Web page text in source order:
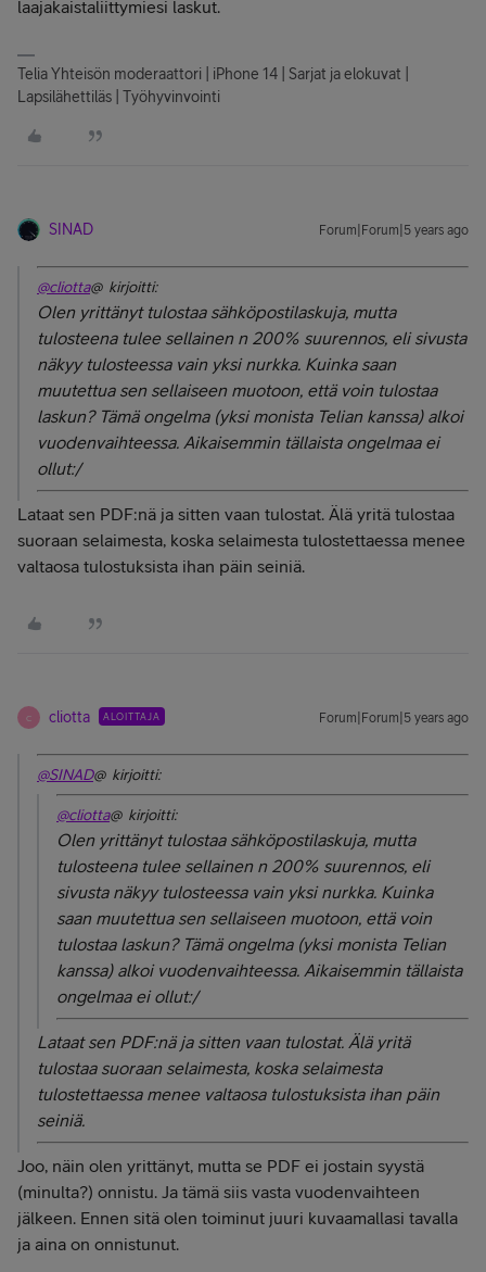
laajakaistaliittymiesi laskut.
Telia Yhteisön moderaattori | iPhone 14 | Sarjat ja elokuvat |
Lapsilähettiläs | Työhyvinvointi
SINAD Forum|Forum|5 years ago
@cliotta@ kirjoitti:
Olen yrittänyt tulostaa sähköpostilaskuja, mutta
tulosteena tulee sellainen n 200% suurennos, eli sivusta
näkyy tulosteessa vain yksi nurkka. Kuinka saan
muutettua sen sellaiseen muotoon, että voin tulostaa
laskun? Tämä ongelma (yksi monista Telian kanssa) alkoi
vuodenvaihteessa. Aikaisemmin tällaista ongelmaa ei
ollut:/
Lataat sen PDF:nä ja sitten vaan tulostat. Älä yritä tulostaa
suoraan selaimesta, koska selaimesta tulostettaessa menee
valtaosa tulostuksista ihan päin seiniä.
C cliotta ALOITTAJA Forum|Forum|5 years ago
@SINAD@ kirjoitti:
@cliotta@ kirjoitti:
Olen yrittänyt tulostaa sähköpostilaskuja, mutta
tulosteena tulee sellainen n 200% suurennos, eli
sivusta näkyy tulosteessa vain yksi nurkka. Kuinka
saan muutettua sen sellaiseen muotoon, että voin
tulostaa laskun? Tämä ongelma (yksi monista Telian
kanssa) alkoi vuodenvaihteessa. Aikaisemmin tällaista
ongelmaa ei ollut:/
Lataat sen PDF:nä ja sitten vaan tulostat. Älä yritä
tulostaa suoraan selaimesta, koska selaimesta
tulostettaessa menee valtaosa tulostuksista ihan päin
seiniä.
Joo, näin olen yrittänyt, mutta se PDF ei jostain syystä
(minulta?) onnistu. Ja tämä siis vasta vuodenvaihteen
jälkeen. Ennen sitä olen toiminut juuri kuvaamallasi tavalla
ja aina on onnistunut.